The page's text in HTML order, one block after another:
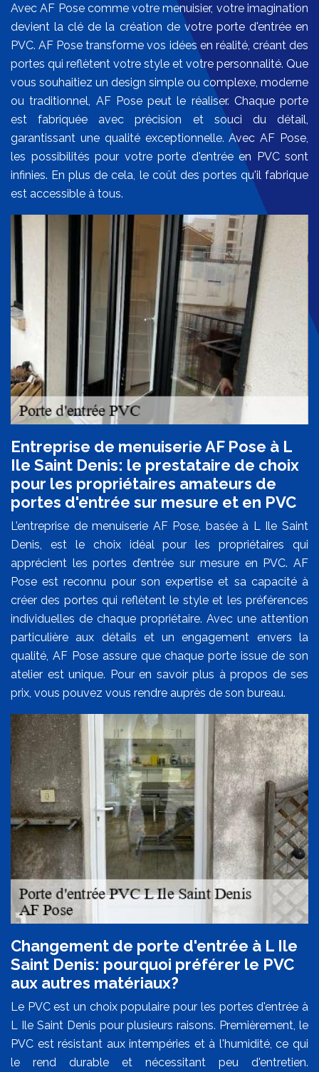
Avec AF Pose comme votre menuisier, votre imagination
devient la clé de la création de votre porte d'entrée en
PVC. AF Pose transforme vos idées en réalité, créant des
portes qui reflètent votre style et votre personnalité. Que
vous souhaitiez un design simple ou complexe, moderne
ou traditionnel, AF Pose peut le réaliser. Chaque porte
est fabriquée avec précision et souci du détail,
garantissant une qualité exceptionnelle. Avec AF Pose,
les possibilités pour votre porte d'entrée en PVC sont
infinies. En plus de cela, le coût des portes qu'il fabrique
est accessible à tous.
Entreprise de menuiserie AF Pose à L
Ile Saint Denis: le prestataire de choix
pour les propriétaires amateurs de
portes d'entrée sur mesure et en PVC
L’entreprise de menuiserie AF Pose, basée à L Ile Saint
Denis, est le choix idéal pour les propriétaires qui
apprécient les portes d’entrée sur mesure en PVC. AF
Pose est reconnu pour son expertise et sa capacité à
créer des portes qui reflètent le style et les préférences
individuelles de chaque propriétaire. Avec une attention
particulière aux détails et un engagement envers la
qualité, AF Pose assure que chaque porte issue de son
atelier est unique. Pour en savoir plus à propos de ses
prix, vous pouvez vous rendre auprès de son bureau.
Changement de porte d'entrée à L Ile
Saint Denis: pourquoi préférer le PVC
aux autres matériaux?
Le PVC est un choix populaire pour les portes d'entrée à
L Ile Saint Denis pour plusieurs raisons. Premièrement, le
PVC est résistant aux intempéries et à l'humidité, ce qui
le rend durable et nécessitant peu d'entretien.